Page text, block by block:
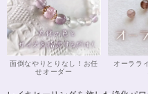
面倒なやりとりなし！お任
せオーダー
オーララ